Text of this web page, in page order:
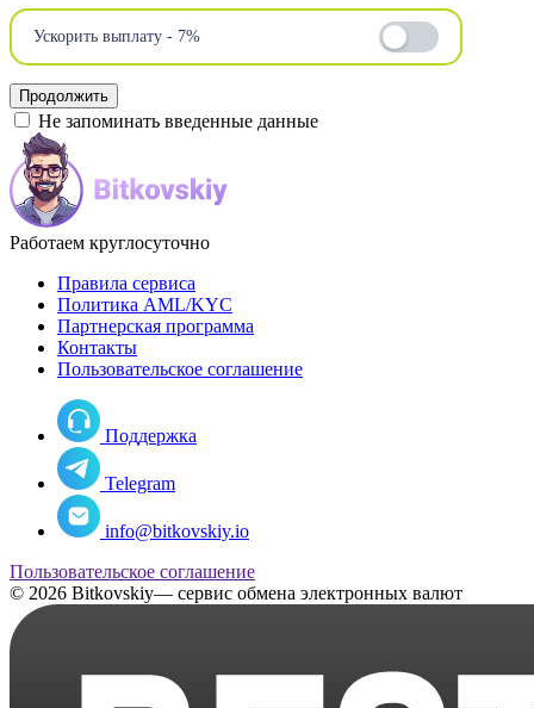
Ускорить выплату - 7%
Не запоминать введенные данные
Работаем круглосуточно
Правила сервиса
Политика AML/KYC
Партнерская программа
Контакты
Пользовательское соглашение
Поддержка
Telegram
info@bitkovskiy.io
Пользовательское соглашение
© 2026 Bitkovskiy— сервис обмена электронных валют